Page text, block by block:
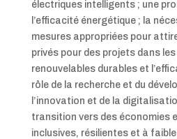
électriques intelligents ; une
l’efficacité énergétique ; la
mesures appropriées pour
privés pour des projets dans
renouvelables durables et
rôle de la recherche et du
l’innovation et de la
transition vers des économies
inclusives, résilientes et à